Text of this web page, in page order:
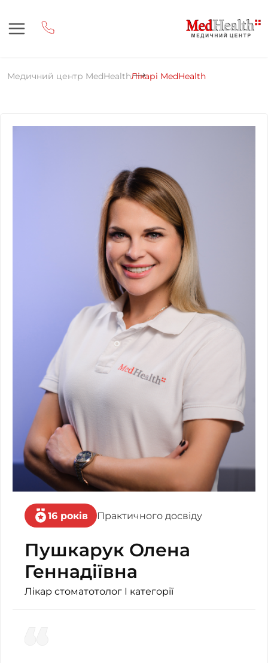
Медичний центр MedHealthЛікарі MedHealth
16 років Практичного досвіду
Пушкарук Олена
Геннадіївна
Лікар стоматотолог І категорії